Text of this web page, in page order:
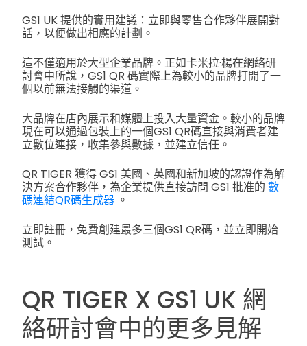
GS1 UK 提供的實用建議：立即與零售合作夥伴展開對
話，以便做出相應的計劃。
這不僅適用於大型企業品牌。正如卡米拉·楊在網絡研
討會中所說，GS1 QR 碼實際上為較小的品牌打開了一
個以前無法接觸的渠道。
大品牌在店內展示和媒體上投入大量資金。較小的品牌
現在可以通過包裝上的一個GS1 QR碼直接與消費者建
立數位連接，收集參與數據，並建立信任。
QR TIGER 獲得 GS1 美國、英國和新加坡的認證作為解
決方案合作夥伴，為企業提供直接訪問 GS1 批准的 數
碼連結QR碼生成器 。
立即註冊，免費創建最多三個GS1 QR碼，並立即開始
測試。
QR TIGER X GS1 UK 網
絡研討會中的更多見解